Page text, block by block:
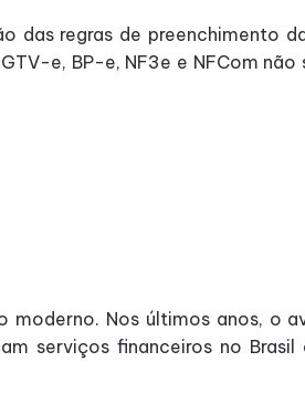
das regras de preenchimento
e, BP-e, NF3e e NFCom
Nos últimos anos, o
serviços financeiros no